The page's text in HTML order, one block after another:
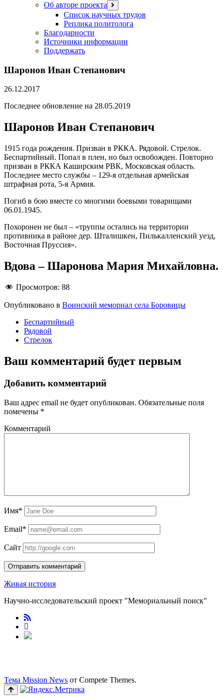
Об авторе проекта открыть
меню
Список научных трудов
Реплика политолога
Благодарности
Источники информации
Поддержать
Шаронов Иван Степанович
26.12.2017
Последнее обновление на 28.05.2019
Шаронов Иван Степанович
1915 года рождения. Призван в РККА. Рядовой. Стрелок.
Беспартийный. Попал в плен, но был освобожден. Повторно
призван в РККА Каширским РВК, Московская область.
Последнее место службы – 129-я отдельная армейская
штрафная рота, 5-я Армия.
Погиб в бою вместе со многими боевыми товарищами
06.01.1945.
Похоронен не был – «труппы остались на территории
противника в районе дер. Шталишкен, Пилькалленский уезд,
Восточная Пруссия».
Вдова – Шаронова Мария Михайловна.
Просмотров: 88
Опубликовано в Воинский мемориал села Боровицы
Беспартийный
Рядовой
Стрелок
Ваш комментарий будет первым
Добавить комментарий
Ваш адрес email не будет опубликован. Обязательные поля
помечены *
Комментарий
Имя*
Email*
Сайт
Живая история
Научно-исследовательский проект "Мемориальный поиск"
RuTube
Тема Mission News от Compete Themes.
Прокрутка
к